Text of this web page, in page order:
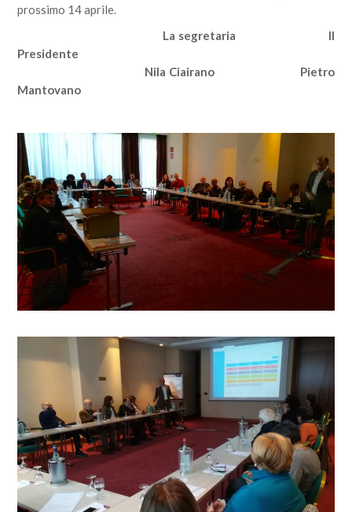
prossimo 14 aprile.
La segretaria Il
Presidente
Nila Ciairano Pietro
Mantovano